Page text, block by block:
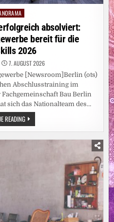
absolviert:
bereit für die
2026
7. AUGUST 2026
[Newsroom]Berlin (ots)
Abschlusstraining im
Bau Berlin
sich das Nationalteam des…
READINGABSCHLUSSTRAINING
ERFOLGREICH
ABSOLVIERT:
NATIONALTEAM
BAUGEWERBE